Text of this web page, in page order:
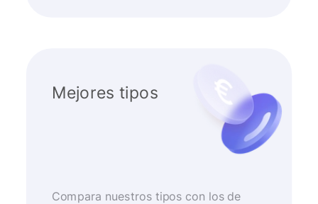
Mejores tipos
Compara nuestros tipos con los de